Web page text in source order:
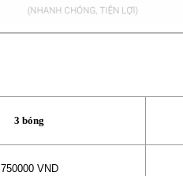
3 bóng
750000 VND